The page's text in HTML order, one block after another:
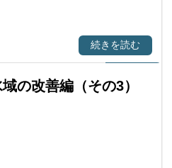
続きを読む
の改善編（その3）